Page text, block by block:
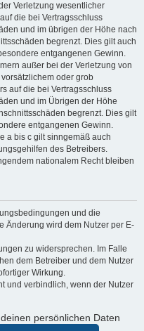
Verletzung wesentlicher
die bei Vertragsschluss
und im übrigen der Höhe nach
begrenzt. Dies gilt auch
entgangenen Gewinn.
außer bei der Verletzung von
oder grob
auf die bei Vertragsschluss
und im Übrigen der Höhe
begrenzt. Dies gilt
entgangenen Gewinn.
a bis c gilt sinngemäß auch
des Betreibers.
nationalem Recht bleiben
und die
Änderung wird dem Nutzer per E-
zu widersprechen. Im Falle
dem Betreiber und dem Nutzer
Wirkung.
und verbindlich, wenn der Nutzer
persönlichen Daten